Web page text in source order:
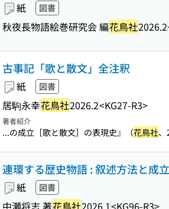
紙 図書
秋夜長物語絵巻研究会 編花鳥社2026.2
古事記「歌と散文」全注釈
紙 図書
居駒永幸花鳥社2026.2<KG27-R3>
著者紹介
...の成立［歌と散文］の表現史』（花鳥社
連環する歴史物語 : 叙述方法と成
紙 図書
中瀬将志 著花鳥社2026.1<KG96-R3>